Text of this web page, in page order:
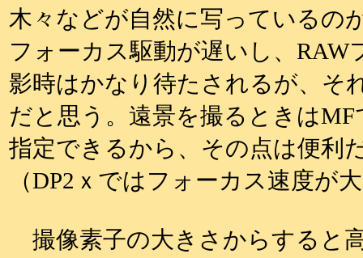
木々などが自然に写っているの
フォーカス駆動が遅いし、
影時はかなり待たされるが、そ
だと思う。遠景を撮るときは
指定できるから、その点は便利
（DP2ｘではフォーカス速度が
撮像素子の大きさからすると